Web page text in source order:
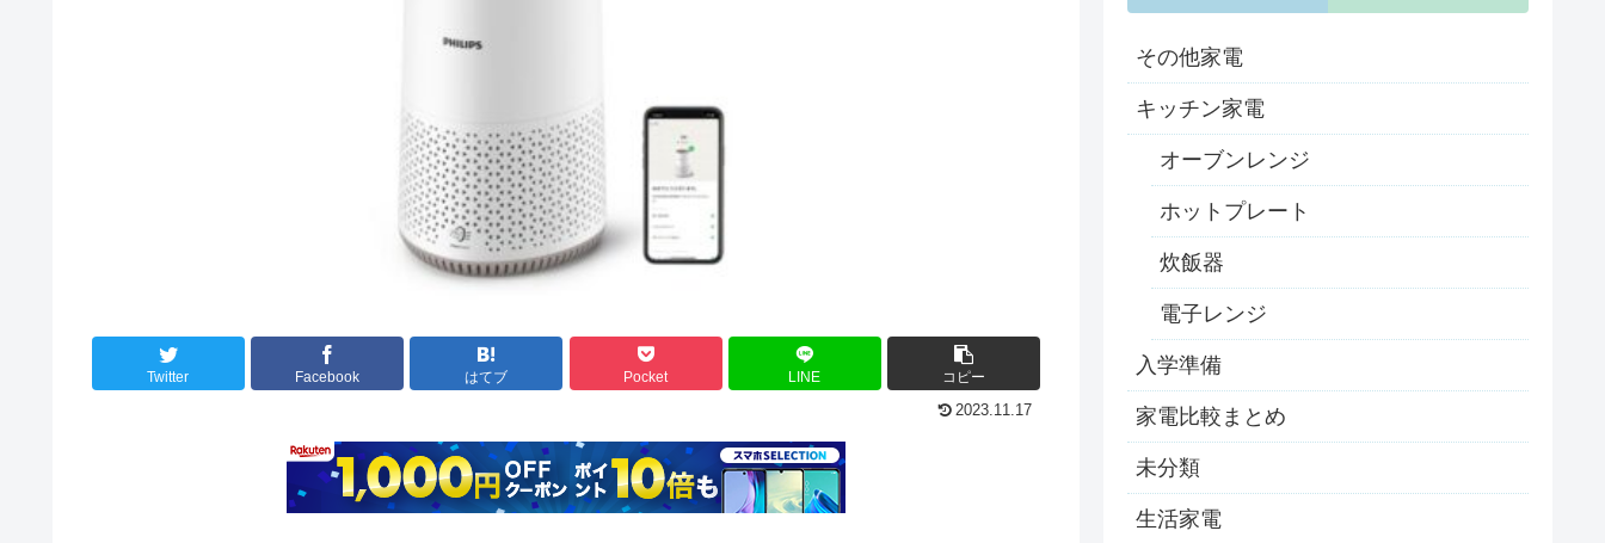
Twitter Facebook はてブ Pocket LINE コピー
2023.11.17
その他家電
キッチン家電
オーブンレンジ
ホットプレート
炊飯器
電子レンジ
入学準備
家電比較まとめ
未分類
生活家電